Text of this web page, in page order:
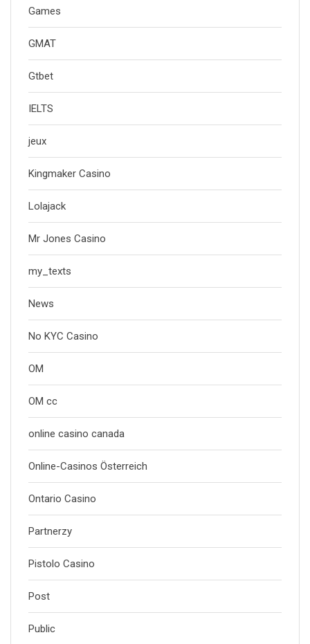
Games
GMAT
Gtbet
IELTS
jeux
Kingmaker Casino
Lolajack
Mr Jones Casino
my_texts
News
No KYC Casino
OM
OM cc
online casino canada
Online-Casinos Österreich
Ontario Casino
Partnerzy
Pistolo Casino
Post
Public